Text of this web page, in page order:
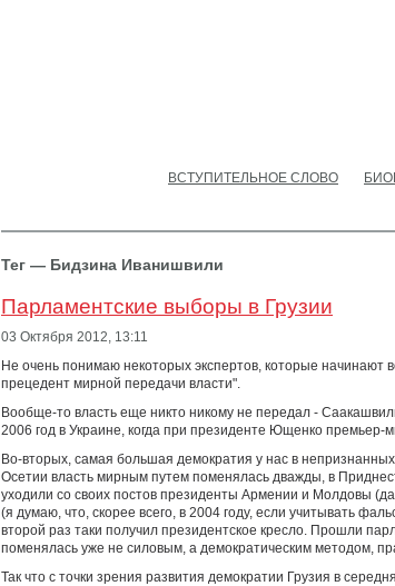
ВСТУПИТЕЛЬНОЕ СЛОВО
Тег — Бидзина Иванишвили
Парламентские выборы в Грузии
03 Октября 2012, 13:11
Не очень понимаю некоторых экспертов, которые
прецедент мирной передачи власти".
Вообще-то власть еще никто никому не передал -
2006 год в Украине, когда при президенте Ющенко
Во-вторых, самая большая демократия у нас в
Осетии власть мирным путем поменялась дважды, в
уходили со своих постов президенты Армении и Молдовы
(я думаю, что, скорее всего, в 2004 году, если учитывать
второй раз таки получил президентское кресло. Прошли
поменялась уже не силовым, а демократическим методом,
Так что с точки зрения развития демократии Грузия в